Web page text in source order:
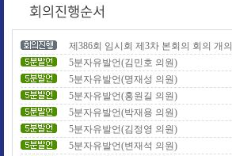
회의진행순서
제386회 임시회 제3차 본회의 회의 개의
5분자유발언(김민호 의원)
5분자유발언(명재성 의원)
5분자유발언(홍원길 의원)
5분자유발언(박재용 의원)
5분자유발언(김정영 의원)
5분자유발언(변재석 의원)